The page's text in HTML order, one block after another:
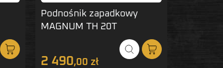
Podnośnik zapadkowy
MAGNUM TH 20T
2 490,00 zł